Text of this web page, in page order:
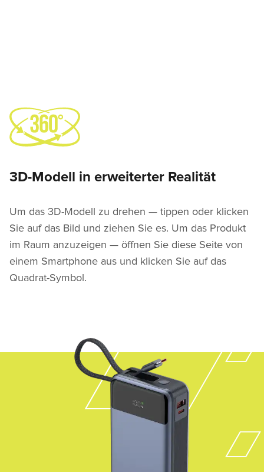
3D-Modell in erweiterter Realität
Um das 3D-Modell zu drehen — tippen oder klicken
Sie auf das Bild und ziehen Sie es. Um das Produkt
im Raum anzuzeigen — öffnen Sie diese Seite von
einem Smartphone aus und klicken Sie auf das
Quadrat-Symbol.